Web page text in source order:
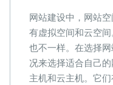
网站建设中，网站
有虚拟空间和云空
也不一样。在选择
况来选择适合自己
主机和云主机。它